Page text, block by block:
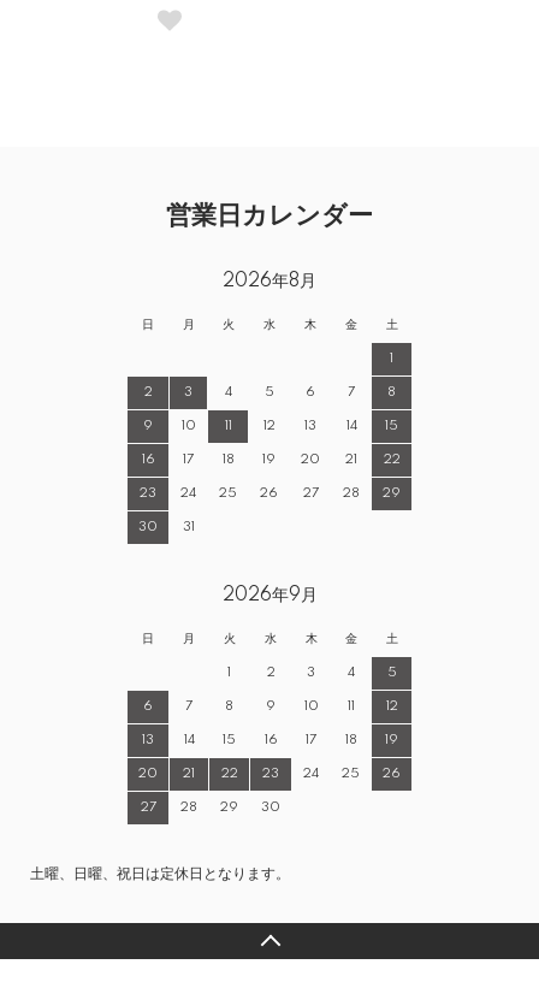
営業日カレンダー
2026年8月
日 月 火 水 木 金 土
1
2 3 4 5 6 7 8
9 10 11 12 13 14 15
16 17 18 19 20 21 22
23 24 25 26 27 28 29
30 31
2026年9月
日 月 火 水 木 金 土
1 2 3 4 5
6 7 8 9 10 11 12
13 14 15 16 17 18 19
20 21 22 23 24 25 26
27 28 29 30
土曜、日曜、祝日は定休日となります。